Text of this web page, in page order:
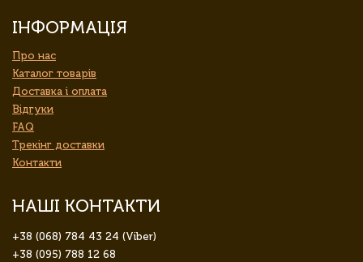
ІНФОРМАЦІЯ
Про нас
Каталог товарів
Доставка і оплата
Відгуки
FAQ
Трекінг доставки
Контакти
НАШІ КОНТАКТИ
+38 (068) 784 43 24 (Viber)
+38 (095) 788 12 68